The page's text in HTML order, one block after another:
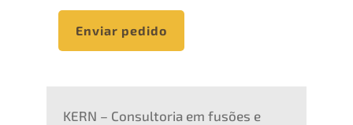
Enviar pedido
KERN – Consultoria em fusões e